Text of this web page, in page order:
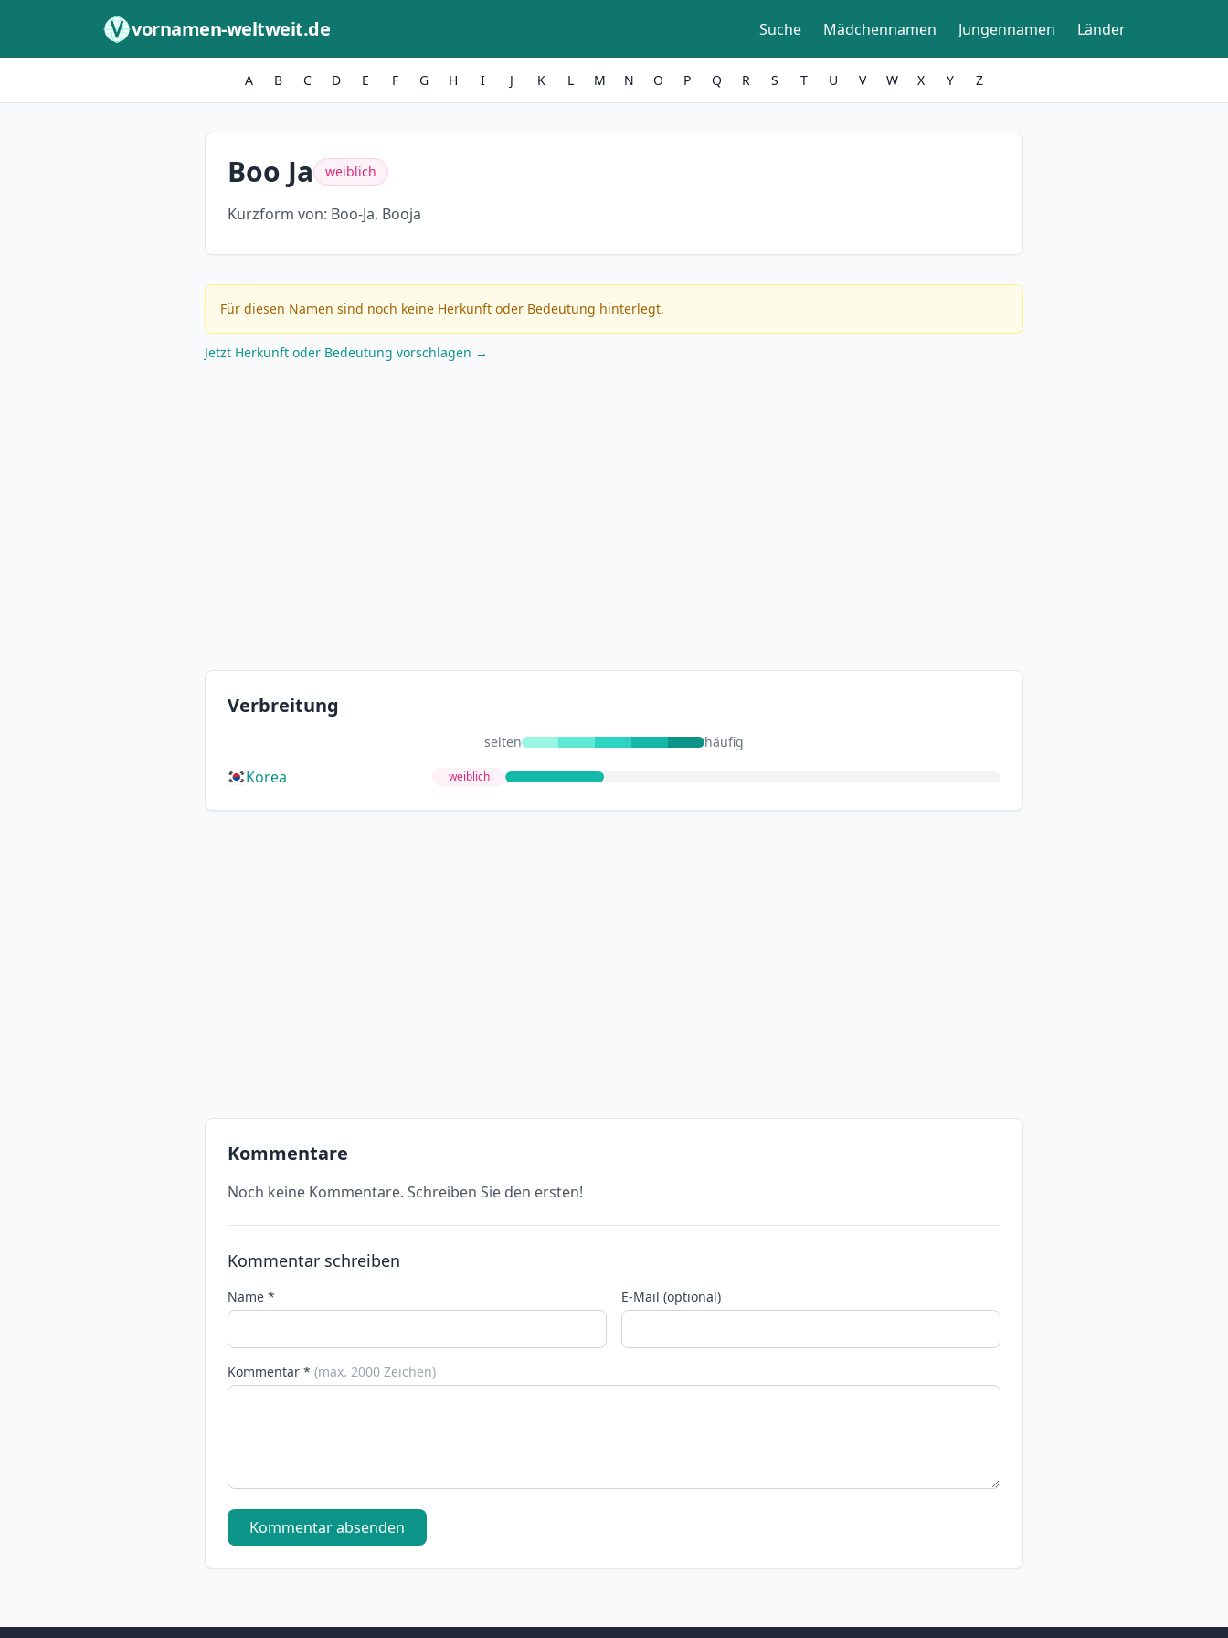
vornamen-weltweit.de Suche Mädchennamen Jungennamen Länder
A B C D E F G H I J K L M N O P Q R S T U V W X Y Z
Boo Ja weiblich
Kurzform von: Boo-Ja, Booja
Für diesen Namen sind noch keine Herkunft oder Bedeutung hinterlegt.
Jetzt Herkunft oder Bedeutung vorschlagen →
Verbreitung
selten häufig
Korea weiblich
Kommentare
Noch keine Kommentare. Schreiben Sie den ersten!
Kommentar schreiben
Name * E-Mail (optional)
Kommentar * (max. 2000 Zeichen)
Kommentar absenden